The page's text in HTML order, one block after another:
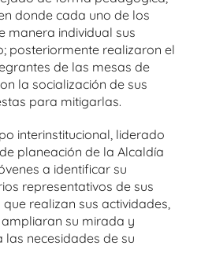
donde cada uno de los
manera individual sus
posteriormente realizaron el
de las mesas de
la socialización de sus
para mitigarlas.
interinstitucional, liderado
planeación de la Alcaldía
a identificar su
representativos de sus
realizan sus actividades,
su mirada y
las necesidades de su